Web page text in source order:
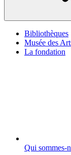
Bibliothèques
Musée des
La fondation
Qui sommes-